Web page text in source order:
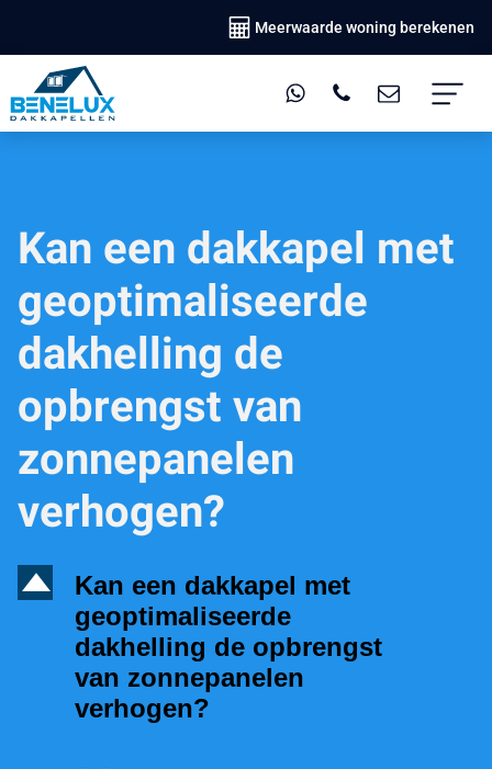
Meerwaarde woning berekenen
Kan een dakkapel met
geoptimaliseerde
dakhelling de
opbrengst van
zonnepanelen
verhogen?
D
Kan een dakkapel met
geoptimaliseerde
dakhelling de opbrengst
van zonnepanelen
verhogen?